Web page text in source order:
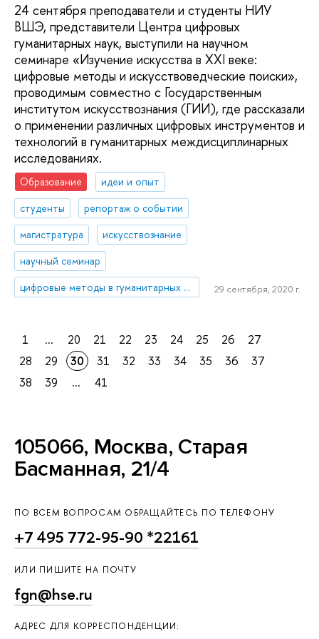
24 сентября преподаватели и студенты НИУ
ВШЭ, представители Центра цифровых
гуманитарных наук, выступили на научном
семинаре «Изучение искусства в XXI веке:
цифровые методы и искусствоведческие поиски»,
проводимым совместно с Государственным
институтом искусствознания (ГИИ), где рассказали
о применении различных цифровых инструментов и
технологий в гуманитарных междисциплинарных
исследованиях.
Образование
идеи и опыт
студенты
репортаж о событии
магистратура
искусствознание
научный семинар
цифровые методы в гуманитарных науках
29 сентября, 2020 г.
1 ... 20 21 22 23 24 25 26
27
28
29 30 31 32 33 34 35 36
37
38
39 ... 41
105066, Москва, Старая
Басманная, 21/4
ПО ВСЕМ ВОПРОСАМ ОБРАЩАЙТЕСЬ ПО ТЕЛЕФОНУ
+7 495 772-95-90 *22161
ИЛИ ПИШИТЕ НА ПОЧТУ
fgn@hse.ru
АДРЕС ДЛЯ КОРРЕСПОНДЕНЦИИ: